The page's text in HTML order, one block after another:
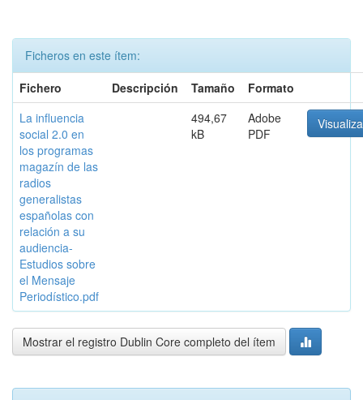
Ficheros en este ítem:
Fichero
Descripción Tamaño
Formato
La influencia
social 2.0 en
los programas
magazín de las
radios
generalistas
españolas con
relación a su
audiencia-
Estudios sobre
el Mensaje
Periodístico.pdf
494,67
kB
Adobe
PDF
Mostrar el registro Dublin Core completo del ítem